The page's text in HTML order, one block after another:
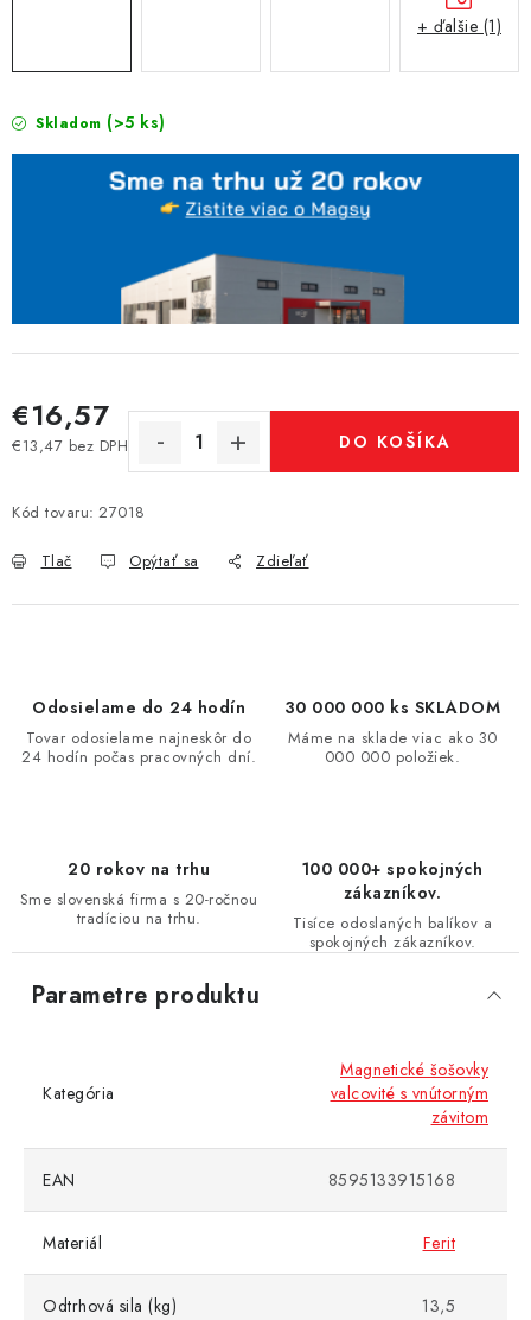
Skladom (>5 ks)
€16,57
€13,47 bez DPH
Jednotková cena:
DO KOŠÍKA
Kód tovaru: 27018
Tlač Opýtať sa Zdieľať
+ ďalšie (1)
Odosielame do 24 hodín
Tovar odosielame najneskôr do
24 hodín počas pracovných dní.
30 000 000 ks SKLADOM
Máme na sklade viac ako 30
000 000 položiek.
20 rokov na trhu
Sme slovenská firma s 20-ročnou
tradíciou na trhu.
100 000+ spokojných
zákazníkov.
Tisíce odoslaných balíkov a
spokojných zákazníkov.
Parametre produktu
Kategória
Magnetické šošovky
valcovité s vnútorným
závitom
EAN 8595133915168
Materiál Ferit
Odtrhová sila (kg) 13,5